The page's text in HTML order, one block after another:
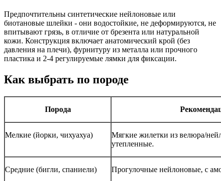
Предпочтительны синтетические нейлоновые или
биотановые шлейки - они водостойкие, не деформируются, не
впитывают грязь, в отличие от брезента или натуральной
кожи. Конструкция включает анатомический крой (без
давления на плечи), фурнитуру из металла или прочного
пластика и 2-4 регулируемые лямки для фиксации.
Как выбрать по породе
Порода
Мелкие (йорки, чихуахуа)
Мягкие жилетки из велюра/
утепленные.
Средние (бигли, спаниели) Прогулочные нейлоновые, с